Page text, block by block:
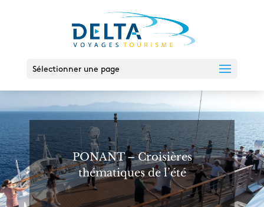
Sélectionner une page
PONANT – Croisières
thématiques de l’été